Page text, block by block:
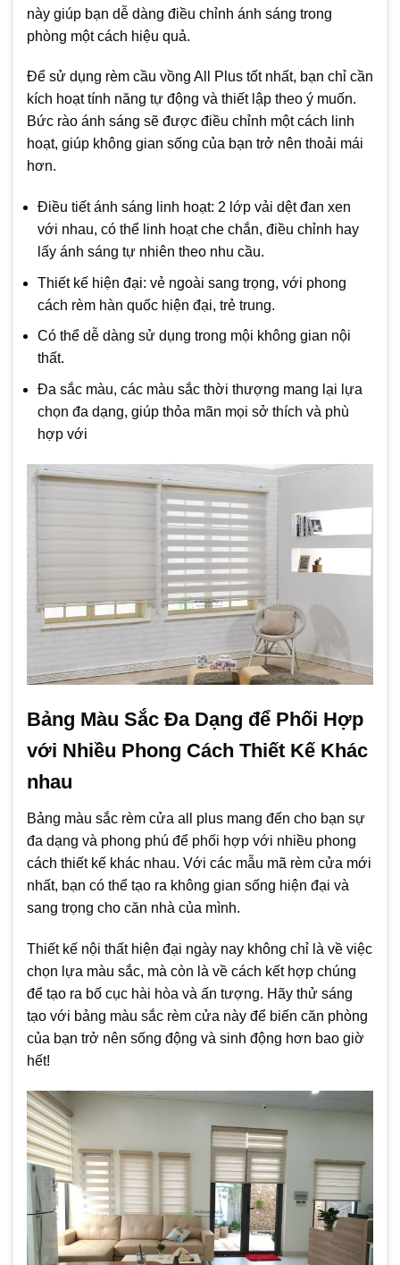
này giúp bạn dễ dàng điều chỉnh ánh sáng trong
phòng một cách hiệu quả.
Để sử dụng rèm cầu vồng All Plus tốt nhất, bạn chỉ cần
kích hoạt tính năng tự động và thiết lập theo ý muốn.
Bức rào ánh sáng sẽ được điều chỉnh một cách linh
hoạt, giúp không gian sống của bạn trở nên thoải mái
hơn.
Điều tiết ánh sáng linh hoạt: 2 lớp vải dệt đan xen
với nhau, có thể linh hoạt che chắn, điều chỉnh hay
lấy ánh sáng tự nhiên theo nhu cầu.
Thiết kế hiện đại: vẻ ngoài sang trọng, với phong
cách rèm hàn quốc hiện đại, trẻ trung.
Có thể dễ dàng sử dụng trong mội không gian nội
thất.
Đa sắc màu, các màu sắc thời thượng mang lại lựa
chọn đa dạng, giúp thỏa mãn mọi sở thích và phù
hợp với
Bảng Màu Sắc Đa Dạng để Phối Hợp
với Nhiều Phong Cách Thiết Kế Khác
nhau
Bảng màu sắc rèm cửa all plus mang đến cho bạn sự
đa dạng và phong phú để phối hợp với nhiều phong
cách thiết kế khác nhau. Với các mẫu mã rèm cửa mới
nhất, bạn có thể tạo ra không gian sống hiện đại và
sang trọng cho căn nhà của mình.
Thiết kế nội thất hiện đại ngày nay không chỉ là về việc
chọn lựa màu sắc, mà còn là về cách kết hợp chúng
để tạo ra bố cục hài hòa và ấn tượng. Hãy thử sáng
tạo với bảng màu sắc rèm cửa này để biến căn phòng
của bạn trở nên sống động và sinh động hơn bao giờ
hết!